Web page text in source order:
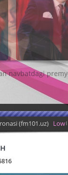
Low
(fm101.uz)